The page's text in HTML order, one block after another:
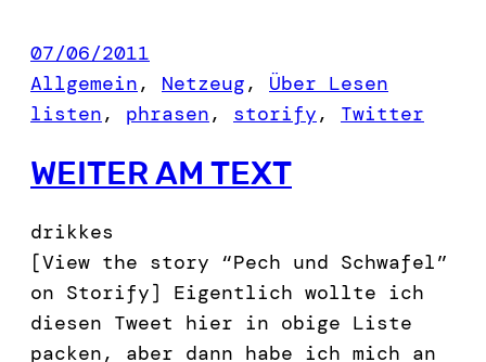
07/06/2011
Allgemein, Netzeug, Über Lesen
listen, phrasen, storify, Twitter
WEITER AM TEXT
drikkes
[View the story “Pech und Schwafel”
on Storify] Eigentlich wollte ich
diesen Tweet hier in obige Liste
packen, aber dann habe ich mich an